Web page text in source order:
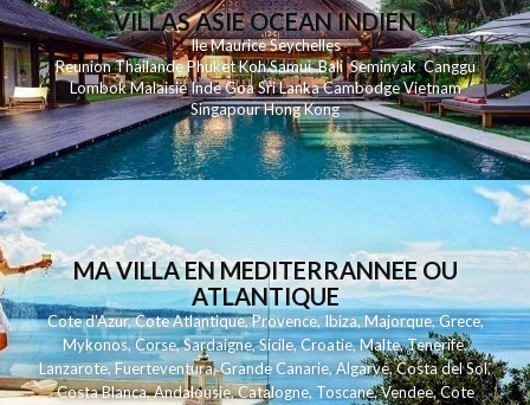
VILLAS ASIE OCEAN INDIEN
Ile MauriceSeychelles
ReunionThailandePhuketKohSamui Bali SeminyakCanggu
LombokMalaisieIndeGoaSri LankaCambodgeVietnam
SingapourHong Kong
MA VILLA EN MEDITERRANNEE OU
ATLANTIQUE
Cote d'Azur,Cote Atlantique,Provence,Ibiza,Majorque,Grece,
Mykonos,Corse,Sardaigne,Sicile,Croatie,Malte,Tenerife,
Lanzarote,Fuerteventura,Grande Canarie,Algarve,Costa del Sol,
Costa Blanca,Andalousie,Catalogne,Toscane,Vendee,Cote